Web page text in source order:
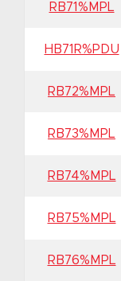
RB71%MPL
HB71R%PDU
RB72%MPL
RB73%MPL
RB74%MPL
RB75%MPL
RB76%MPL